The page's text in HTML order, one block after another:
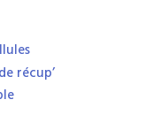
récup’